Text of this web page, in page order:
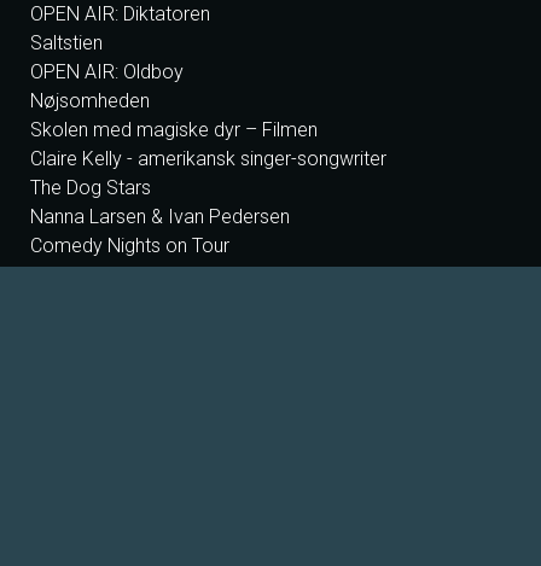
OPEN AIR: Diktatoren
Saltstien
OPEN AIR: Oldboy
Nøjsomheden
Skolen med magiske dyr – Filmen
Claire Kelly - amerikansk singer-songwriter
The Dog Stars
Nanna Larsen & Ivan Pedersen
Comedy Nights on Tour